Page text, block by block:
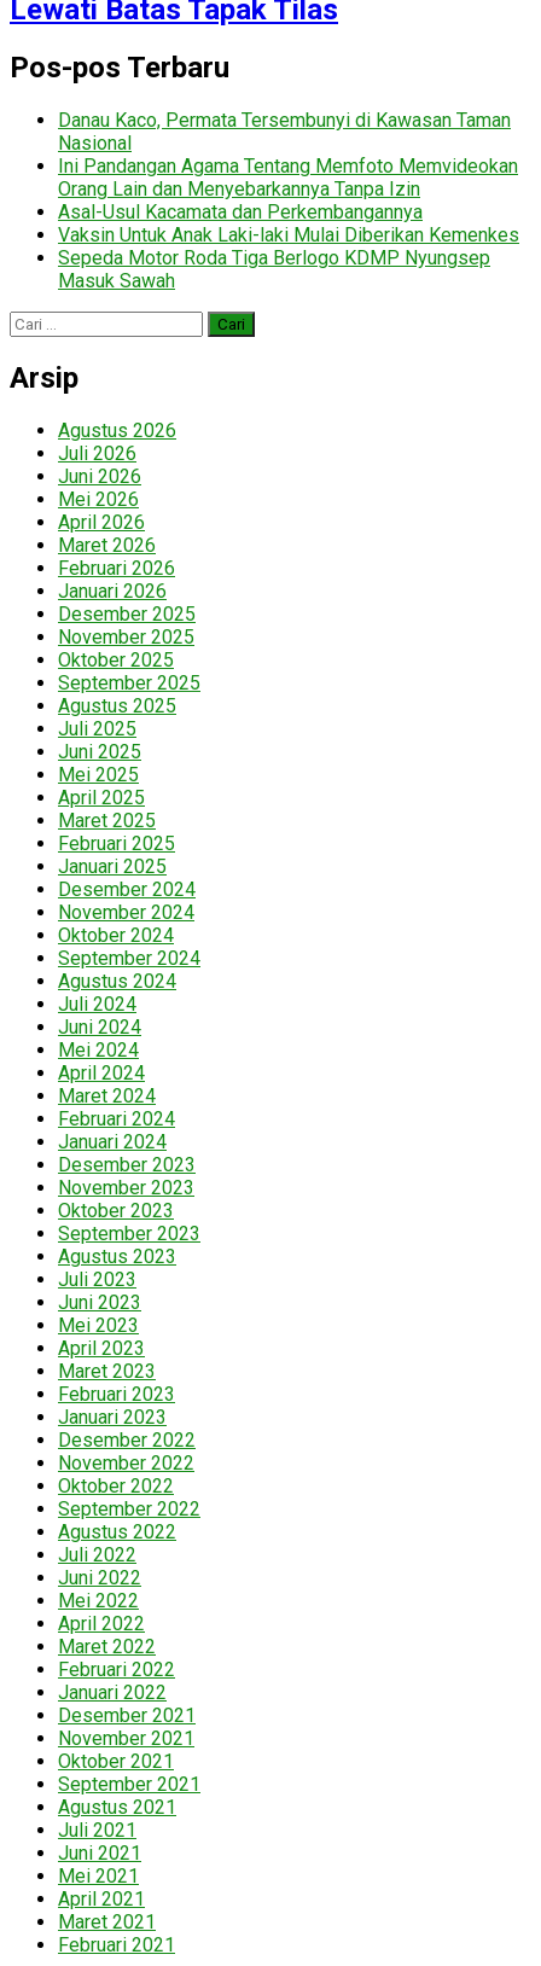
Lewati Batas Tapak Tilas
Pos-pos Terbaru
Danau Kaco, Permata Tersembunyi di Kawasan Taman
Nasional
Ini Pandangan Agama Tentang Memfoto Memvideokan
Orang Lain dan Menyebarkannya Tanpa Izin
Asal-Usul Kacamata dan Perkembangannya
Vaksin Untuk Anak Laki-laki Mulai Diberikan Kemenkes
Sepeda Motor Roda Tiga Berlogo KDMP Nyungsep
Masuk Sawah
Cari
untuk:
Arsip
Agustus 2026
Juli 2026
Juni 2026
Mei 2026
April 2026
Maret 2026
Februari 2026
Januari 2026
Desember 2025
November 2025
Oktober 2025
September 2025
Agustus 2025
Juli 2025
Juni 2025
Mei 2025
April 2025
Maret 2025
Februari 2025
Januari 2025
Desember 2024
November 2024
Oktober 2024
September 2024
Agustus 2024
Juli 2024
Juni 2024
Mei 2024
April 2024
Maret 2024
Februari 2024
Januari 2024
Desember 2023
November 2023
Oktober 2023
September 2023
Agustus 2023
Juli 2023
Juni 2023
Mei 2023
April 2023
Maret 2023
Februari 2023
Januari 2023
Desember 2022
November 2022
Oktober 2022
September 2022
Agustus 2022
Juli 2022
Juni 2022
Mei 2022
April 2022
Maret 2022
Februari 2022
Januari 2022
Desember 2021
November 2021
Oktober 2021
September 2021
Agustus 2021
Juli 2021
Juni 2021
Mei 2021
April 2021
Maret 2021
Februari 2021